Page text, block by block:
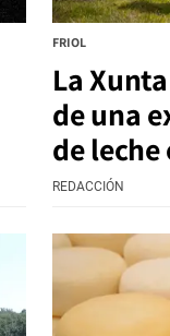
FRIOL
La
de una
de
REDACCIÓN